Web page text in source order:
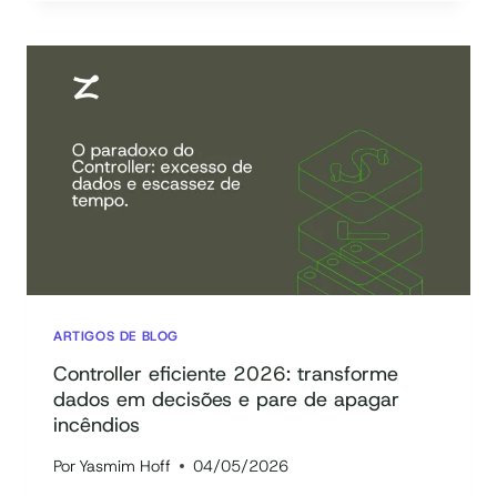
DE
FERRAMENTAS
ARTIGOS DE BLOG
Controller eficiente 2026: transforme
dados em decisões e pare de apagar
incêndios
Por Yasmim Hoff 04/05/2026